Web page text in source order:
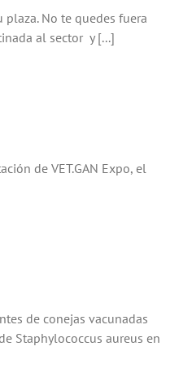
plaza. No te quedes fuera
al sector y [...]
de VET.GAN Expo, el
de conejas vacunadas
Staphylococcus aureus en